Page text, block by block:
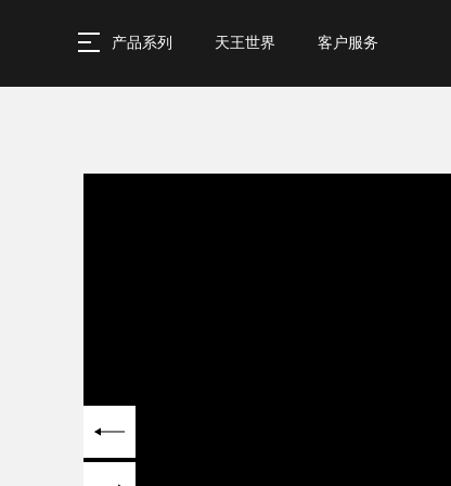
产品系列 天王世界 客户服务